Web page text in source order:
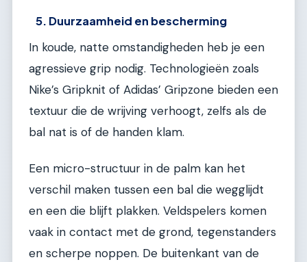
5. Duurzaamheid en bescherming
In koude, natte omstandigheden heb je een
agressieve grip nodig. Technologieën zoals
Nike’s Gripknit of Adidas’ Gripzone bieden een
textuur die de wrijving verhoogt, zelfs als de
bal nat is of de handen klam.
Een micro-structuur in de palm kan het
verschil maken tussen een bal die wegglijdt
en een die blijft plakken. Veldspelers komen
vaak in contact met de grond, tegenstanders
en scherpe noppen. De buitenkant van de